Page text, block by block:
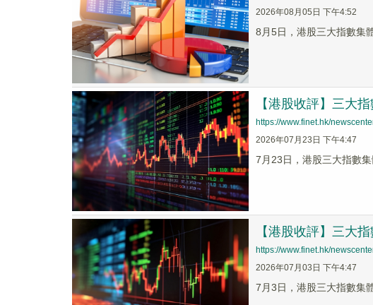
2026年08月05日 下午4:52
8月5日，港股三大指數集
【港股收評】三大
https://www.finet.hk/
2026年07月23日 下午4:47
7月23日，港股三大指數
【港股收評】三大
https://www.finet.hk/
2026年07月03日 下午4:47
7月3日，港股三大指數集